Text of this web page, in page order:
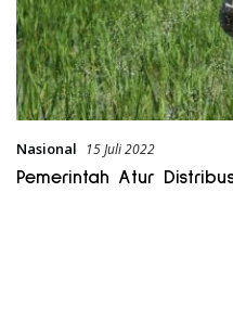
Nasional 15 Juli 2022
Pemerintah Atur